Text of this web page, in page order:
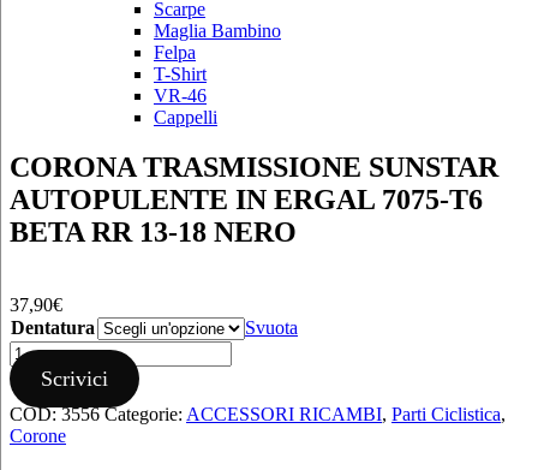
Scarpe
Maglia Bambino
Felpa
T-Shirt
VR-46
Cappelli
CORONA TRASMISSIONE SUNSTAR
AUTOPULENTE IN ERGAL 7075-T6
BETA RR 13-18 NERO
37,90€
Dentatura
Svuota
CORONA
TRASMISSIONE
SUNSTAR
AUTOPULENTE
IN
Scrivici
COD:3556 Categorie: ACCESSORI RICAMBI, Parti Ciclistica,
Corone